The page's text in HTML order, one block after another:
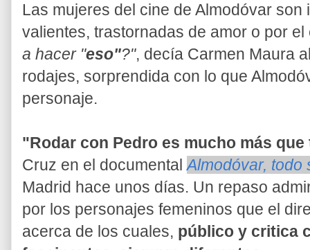
Las mujeres del cine de Almodóvar
valientes, trastornadas de amor o por
a hacer "eso"?", decía Carmen Maura
rodajes, sorprendida con lo que
personaje.
"Rodar con Pedro es mucho más
Cruz en el documentalAlmodóvar,
Madrid hace unos días. Un repaso
por los personajes femeninos que el
acerca de los cuales, público y critica